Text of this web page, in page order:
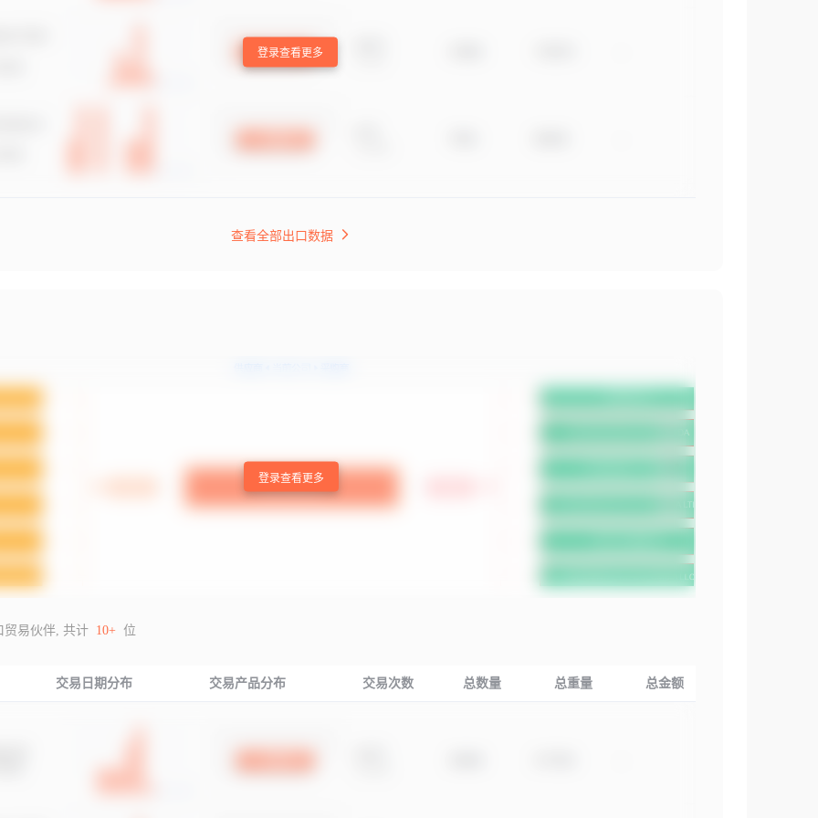
登录查看更多
查看全部出口数据
登录查看更多
贸易伙伴, 共计 10+ 位
交易日期分布 交易产品分布 交易次数 总数量 总重量 总金额